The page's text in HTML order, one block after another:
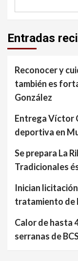
Entradas
Reconocer y
también es
González
Entrega Víctor
deportiva en
Se prepara La
Tradicionales
Inician
tratamiento de
Calor de hasta
serranas de